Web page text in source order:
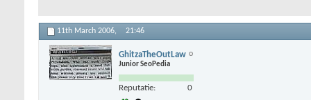
11th March 2006, 21:46
GhitzaTheOutLaw
Junior SeoPedia
Reputatie: 0